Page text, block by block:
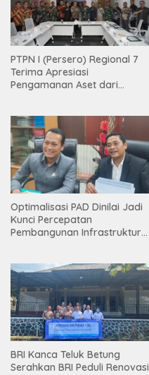
PTPN I (Persero) Regional 7
Terima Apresiasi
Pengamanan Aset dari
Optimalisasi PAD Dinilai Jadi
Kunci Percepatan
Pembangunan Infrastruktur
BRI Kanca Teluk Betung
Serahkan BRI Peduli Renovasi